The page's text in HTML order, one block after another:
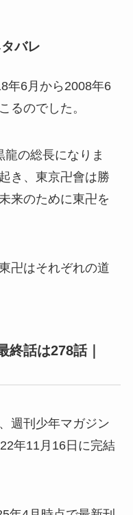
バレ
年6月から2008年6
るのでした。
の総長になりま
き、東京卍會は勝
来のために東卍を
卍はそれぞれの道
話は278話｜
週刊少年マガジン
年11月16日に完結